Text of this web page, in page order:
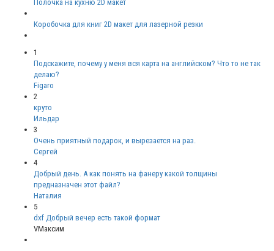
Полочка на кухню 2D макет
Коробочка для книг 2D макет для лазерной резки
1
Подскажите, почему у меня вся карта на английском? Что то не так
делаю?
Figaro
2
круто
Ильдар
3
Очень приятный подарок, и вырезается на раз.
Сергей
4
Добрый день. А как понять на фанеру какой толщины
предназначен этот файл?
Наталия
5
dxf Добрый вечер есть такой формат
VМаксим